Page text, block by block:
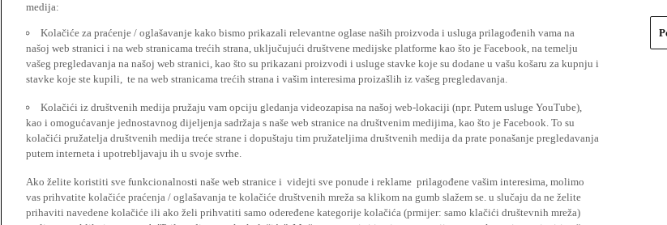
medija:
Kolačiće za praćenje / oglašavanje kako bismo prikazali relevantne oglase naših proizvoda i usluga prilagođenih vama na
našoj web stranici i na web stranicama trećih strana, uključujući društvene medijske platforme kao što je Facebook, na temelju
vašeg pregledavanja na našoj web stranici, kao što su prikazani proizvodi i usluge stavke koje su dodane u vašu košaru za kupnju i
stavke koje ste kupili, te na web stranicama trećih strana i vašim interesima proizašlih iz vašeg pregledavanja.
Kolačići iz društvenih medija pružaju vam opciju gledanja videozapisa na našoj web-lokaciji (npr. Putem usluge YouTube),
kao i omogućavanje jednostavnog dijeljenja sadržaja s naše web stranice na društvenim medijima, kao što je Facebook. To su
kolačići pružatelja društvenih medija treće strane i dopuštaju tim pružateljima društvenih medija da prate ponašanje pregledavanja
putem interneta i upotrebljavaju ih u svoje svrhe.
Ako želite koristiti sve funkcionalnosti naše web stranice i videjti sve ponude i reklame prilagođene vašim interesima, molimo
vas prihvatite kolačiće praćenja / oglašavanja te kolačiće društvenih mreža sa klikom na gumb slažem se. u slučaju da ne želite
prihaviti navedene kolačiće ili ako želi prihvatiti samo odeređene kategorije kolačića (prmijer: samo klačići društevnih mreža)